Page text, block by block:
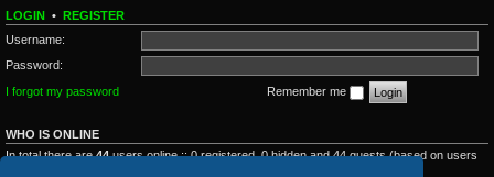
LOGIN • REGISTER
Username:
Password:
I forgot my password
Remember me
WHO IS ONLINE
In total there are44users online :: 0 registered, 0 hidden and 44 guests (based on users